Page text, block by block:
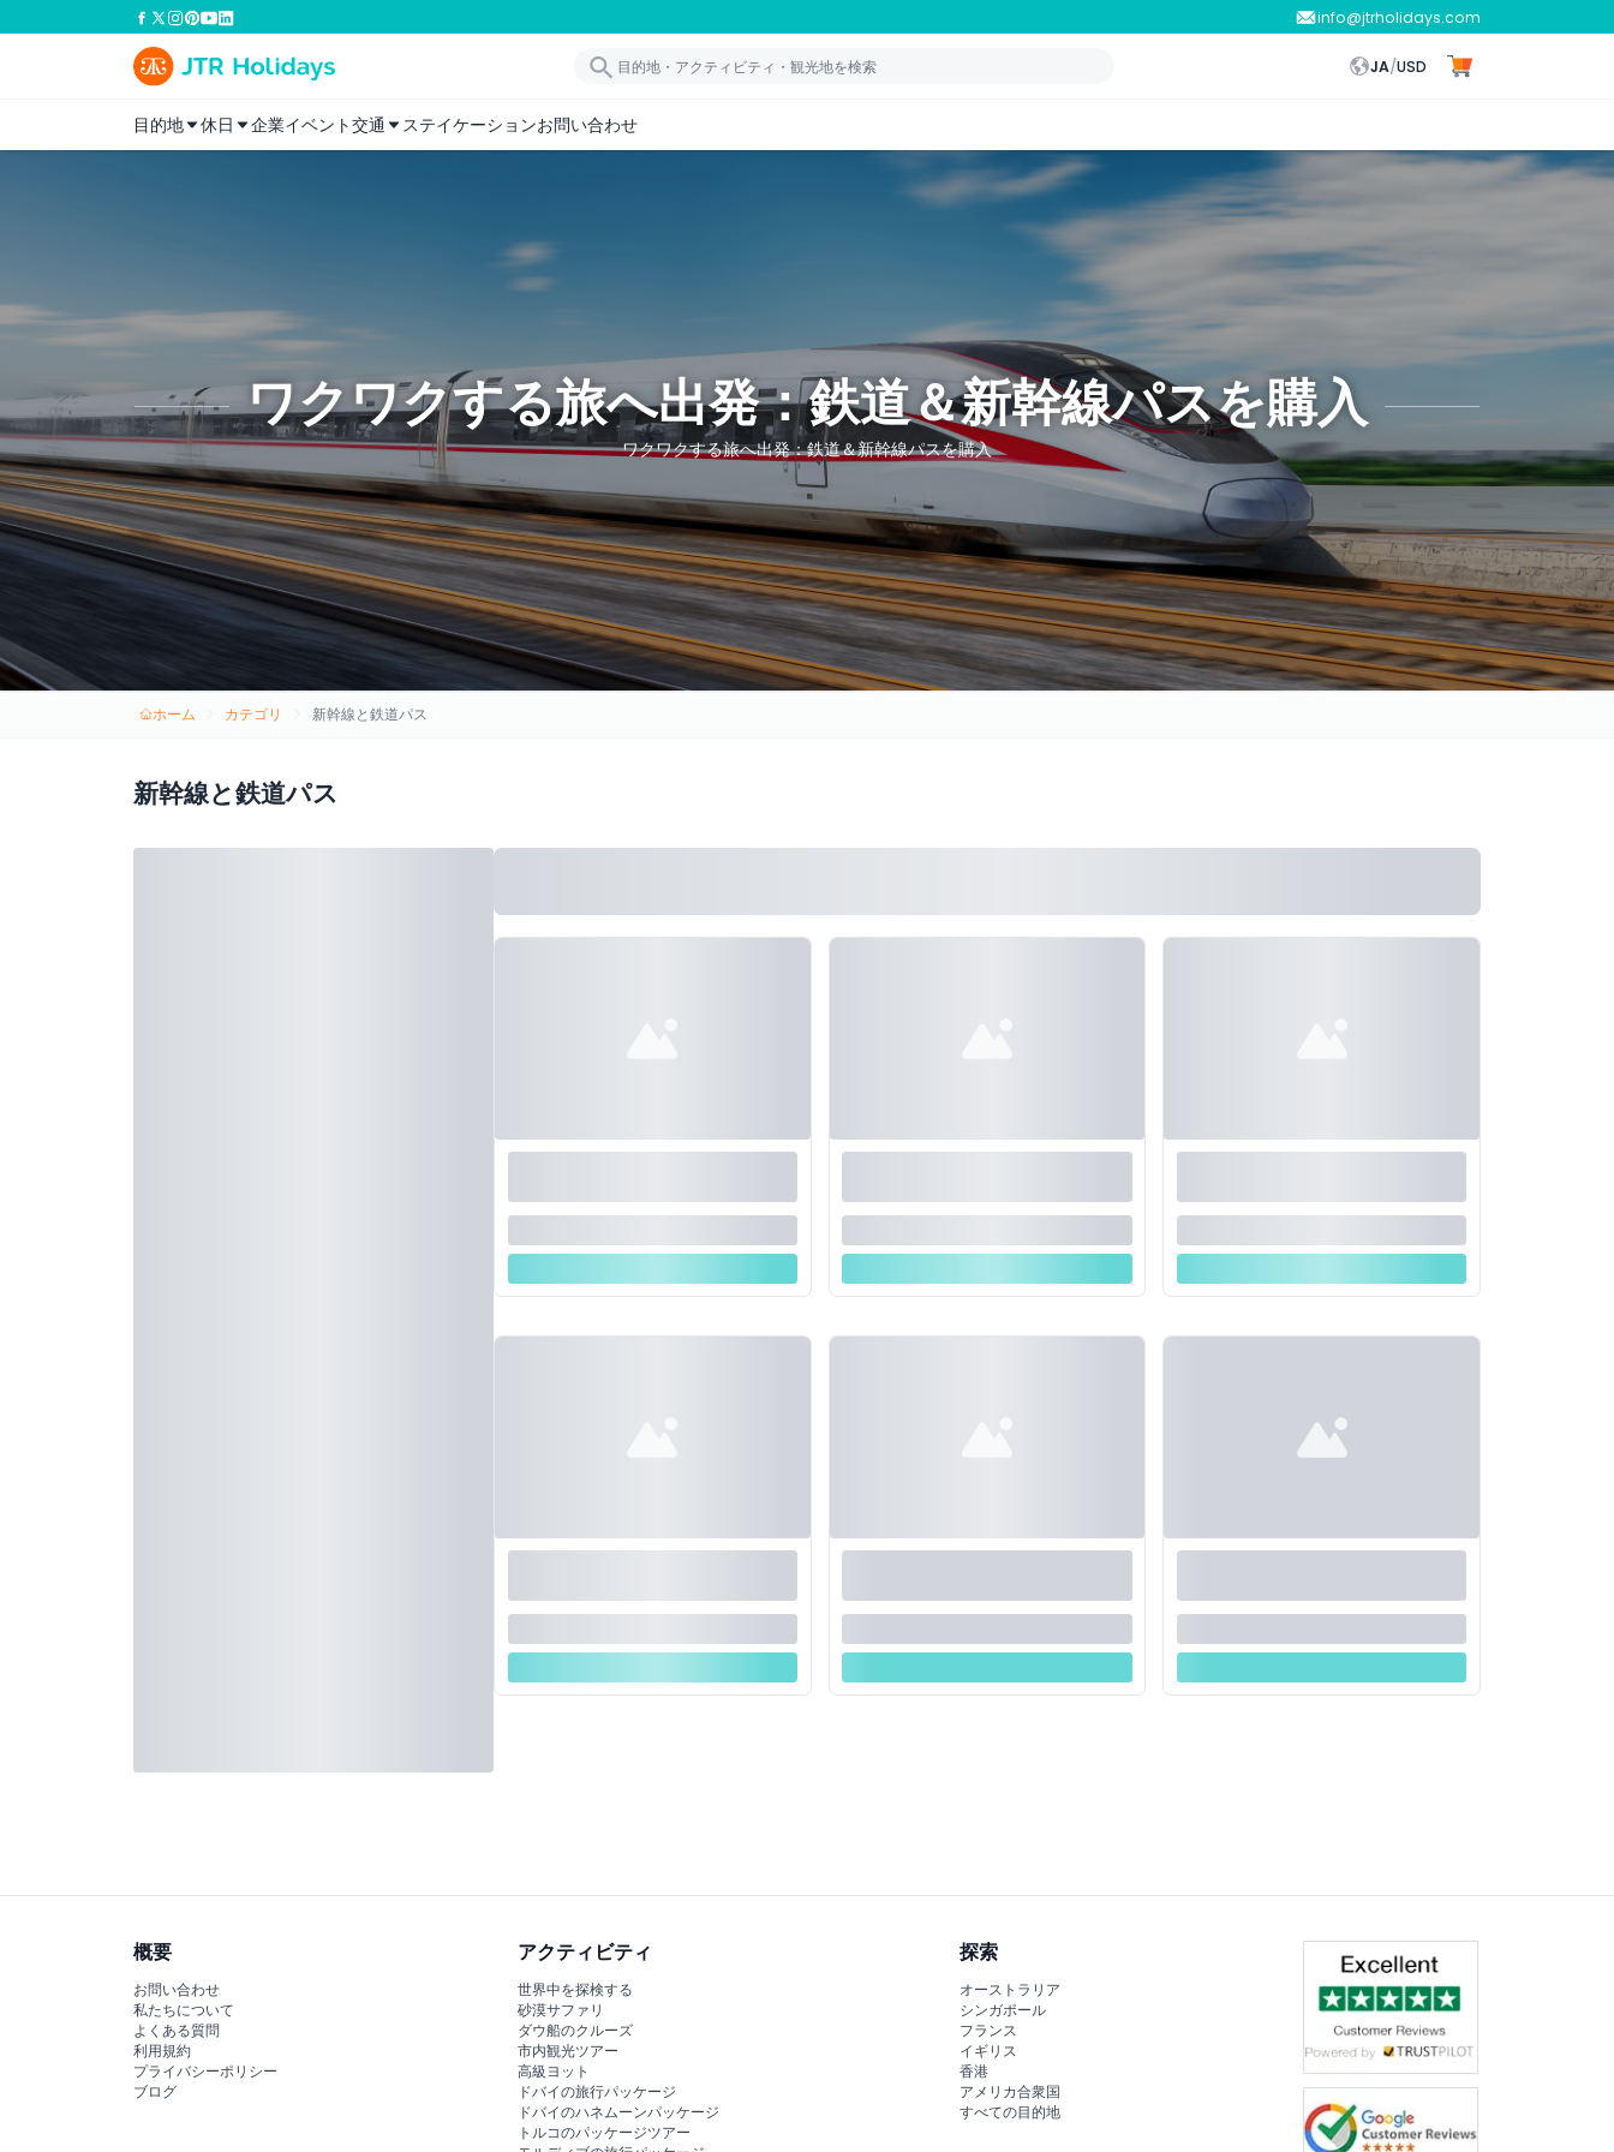
info@jtrholidays.com
JA/USD
目的地 休日 企業イベント交通 ステイケーションお問い合わせ
ワクワクする旅へ出発：鉄道＆新幹線パスを購入
ワクワクする旅へ出発：鉄道＆新幹線パスを購入
ホーム カテゴリ 新幹線と鉄道パス
新幹線と鉄道パス
概要
お問い合わせ
私たちについて
よくある質問
利用規約
プライバシーポリシー
ブログ
アクティビティ
世界中を探検する
砂漠サファリ
ダウ船のクルーズ
市内観光ツアー
高級ヨット
ドバイの旅行パッケージ
ドバイのハネムーンパッケージ
トルコのパッケージツアー
探索
オーストラリア
シンガポール
フランス
イギリス
香港
アメリカ合衆国
すべての目的地